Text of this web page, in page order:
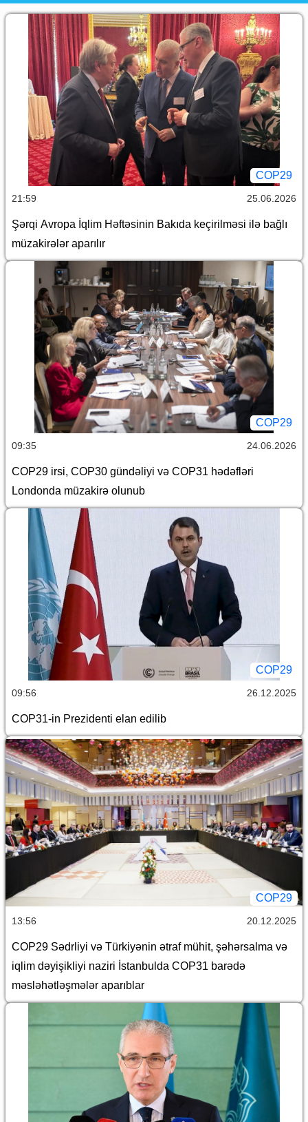
COP29
21:59 25.06.2026
Şərqi Avropa İqlim Həftəsinin Bakıda keçirilməsi ilə bağlı
müzakirələr aparılır
COP29
09:35 24.06.2026
COP29 irsi, COP30 gündəliyi və COP31 hədəfləri
Londonda müzakirə olunub
COP29
09:56 26.12.2025
COP31-in Prezidenti elan edilib
COP29
13:56 20.12.2025
COP29 Sədrliyi və Türkiyənin ətraf mühit, şəhərsalma və
iqlim dəyişikliyi naziri İstanbulda COP31 barədə
məsləhətləşmələr aparıblar